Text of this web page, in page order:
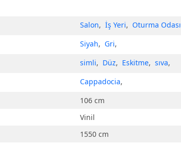
Salon, İş Yeri, Oturma Odası
Siyah, Gri,
simli, Düz, Eskitme, sıva,
Cappadocia,
106 cm
Vinil
1550 cm